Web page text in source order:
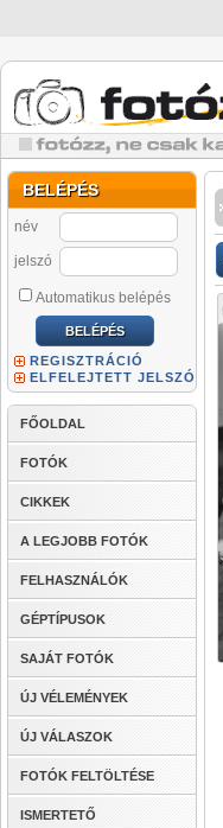
BELÉPÉS
név
jelszó
Automatikus belépés
REGISZTRÁCIÓ
ELFELEJTETT JELSZÓ
FŐOLDAL
FOTÓK
CIKKEK
A LEGJOBB FOTÓK
FELHASZNÁLÓK
GÉPTÍPUSOK
SAJÁT FOTÓK
ÚJ VÉLEMÉNYEK
ÚJ VÁLASZOK
FOTÓK FELTÖLTÉSE
ISMERTETŐ